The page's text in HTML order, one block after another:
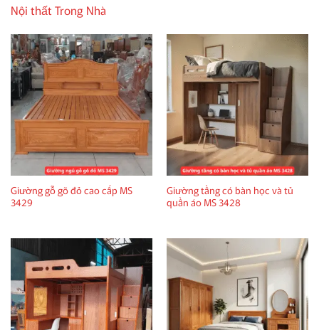
Nội thất Trong Nhà
Giường gỗ gõ đỏ cao cấp MS
3429
Giường tầng có bàn học và tủ
quần áo MS 3428